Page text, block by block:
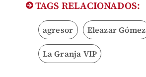
TAGS RELACIONADOS:
agresor Eleazar Gómez
La Granja VIP